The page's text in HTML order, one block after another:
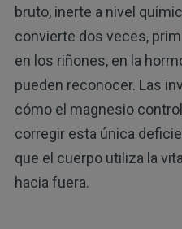
bruto, inerte a nivel
convierte dos veces,
en los riñones, en la
pueden reconocer. Las
cómo el magnesio
corregir esta única
que el cuerpo utiliza la
hacia fuera.